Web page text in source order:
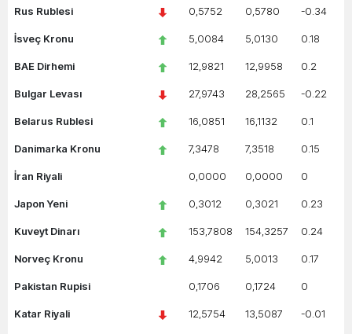
Rus Rublesi 0,5752 0,5780 -0.34
İsveç Kronu 5,0084 5,0130 0.18
BAE Dirhemi 12,9821 12,9958 0.2
Bulgar Levası 27,9743 28,2565 -0.22
Belarus Rublesi 16,0851 16,1132 0.1
Danimarka Kronu 7,3478 7,3518 0.15
İran Riyali 0,0000 0,0000 0
Japon Yeni 0,3012 0,3021 0.23
Kuveyt Dinarı 153,7808 154,3257 0.24
Norveç Kronu 4,9942 5,0013 0.17
Pakistan Rupisi 0,1706 0,1724 0
Katar Riyali 12,5754 13,5087 -0.01